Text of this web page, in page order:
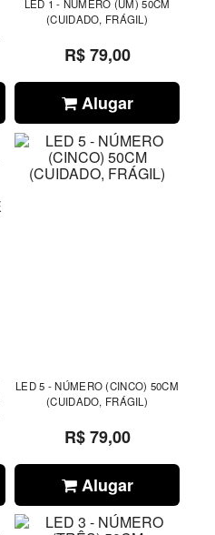
LED 1 - NÚMERO (UM) 50CM
(CUIDADO, FRÁGIL)
R$ 79,00
Alugar
LED 5 - NÚMERO (CINCO) 50CM
(CUIDADO, FRÁGIL)
R$ 79,00
Alugar